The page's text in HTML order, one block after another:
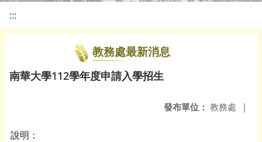
:::
教務處最新消息
南華大學112學年度申請入學招生
發布單位： 教務處 |
說明：